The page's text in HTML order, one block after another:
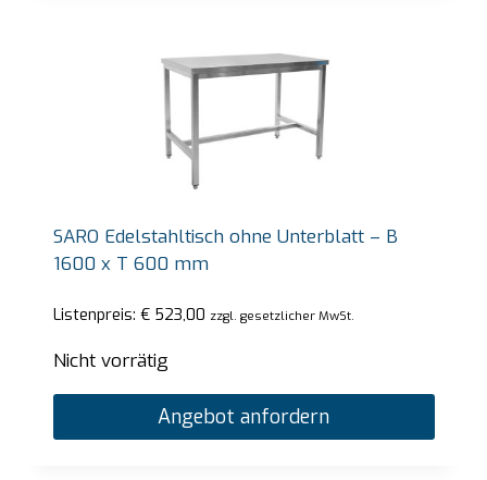
SARO Edelstahltisch ohne Unterblatt – B
1600 x T 600 mm
Listenpreis: €523,00 zzgl. gesetzlicher MwSt.
Nicht vorrätig
Angebot anfordern